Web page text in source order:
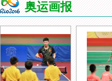
奥运画报